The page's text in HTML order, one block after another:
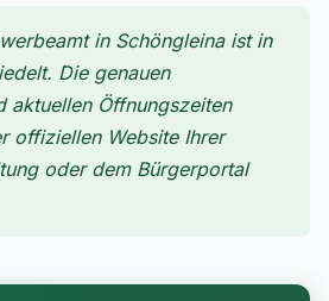
in Schöngleina ist in
Die genauen
aktuellen Öffnungszeiten
offiziellen Website Ihrer
oder dem Bürgerportal